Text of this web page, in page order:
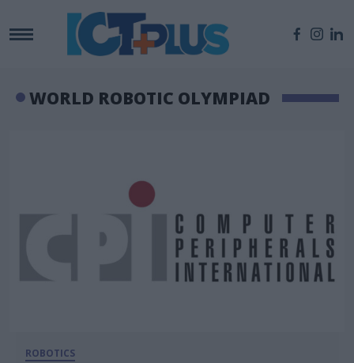
WORLD ROBOTIC OLYMPIAD
ROBOTICS